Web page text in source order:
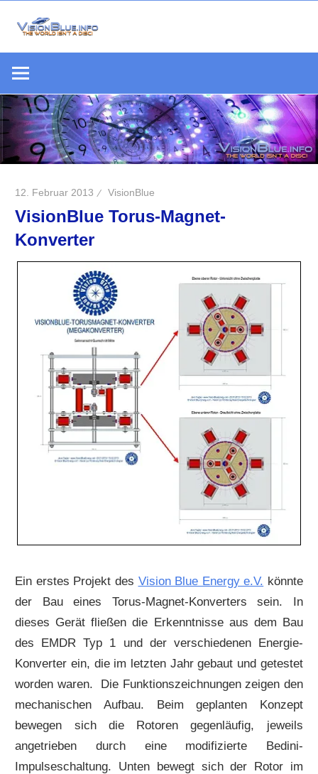
Inhalt
springen
Welt
keine
Scheibe
12. Februar 2013 VisionBlue
VisionBlue Torus-Magnet-
Konverter
Ein erstes Projekt des Vision Blue Energy e.V. könnte
der Bau eines Torus-Magnet-Konverters sein. In
dieses Gerät fließen die Erkenntnisse aus dem Bau
des EMDR Typ 1 und der verschiedenen Energie-
Konverter ein, die im letzten Jahr gebaut und getestet
worden waren. Die Funktionszeichnungen zeigen den
mechanischen Aufbau. Beim geplanten Konzept
bewegen sich die Rotoren gegenläufig, jeweils
angetrieben durch eine modifizierte Bedini-
Impulseschaltung. Unten bewegt sich der Rotor im